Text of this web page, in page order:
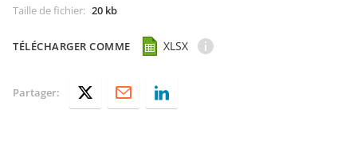
Taille de fichier: 20 kb
TÉLÉCHARGER COMME XLSX
Partager: